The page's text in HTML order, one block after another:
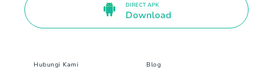
DIRECT APK
Download
Hubungi Kami Blog